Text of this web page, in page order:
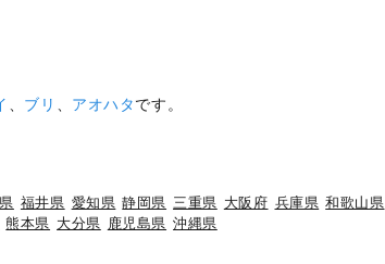
、 ブリ 、 アオハタです。
福井県 愛知県 静岡県 三重県 大阪府 兵庫県 和歌山県
熊本県 大分県 鹿児島県 沖縄県